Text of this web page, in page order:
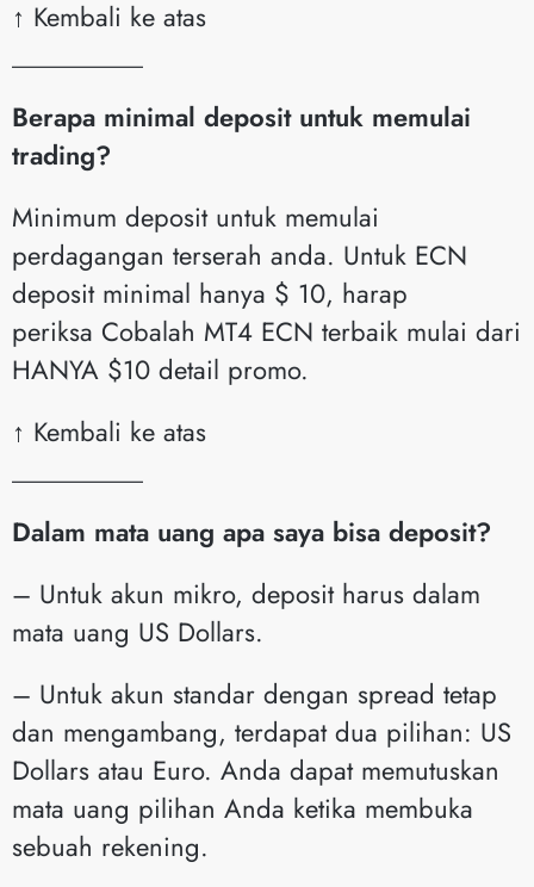
↑ Kembali ke atas
Berapa minimal deposit untuk memulai
trading?
Minimum deposit untuk memulai
perdagangan terserah anda. Untuk ECN
deposit minimal hanya $ 10, harap
periksa Cobalah MT4 ECN terbaik mulai dari
HANYA $10 detail promo.
↑ Kembali ke atas
Dalam mata uang apa saya bisa deposit?
– Untuk akun mikro, deposit harus dalam
mata uang US Dollars.
– Untuk akun standar dengan spread tetap
dan mengambang, terdapat dua pilihan: US
Dollars atau Euro. Anda dapat memutuskan
mata uang pilihan Anda ketika membuka
sebuah rekening.